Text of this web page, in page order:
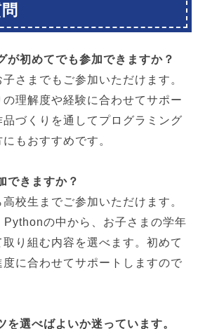
が初めてでも参加できますか？
さまでもご参加いただけます。
理解度や経験に合わせてサポー
品づくりを通してプログラミング
もおすすめです。
できますか？
校生までご参加いただけます。
の中から、お子さまの学年
り組む内容を選べます。初めて
に合わせてサポートしますので
を選べばよいか迷っています。